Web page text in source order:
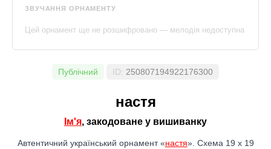
ЗВУЧАННЯ ОРНАМЕНТУ
Цей орнамент ще не розшифровано — мелодія недоступна
Публічний ID: 250807194922176300
настя
Ім'я, закодоване у вишиванку
Автентичний український орнамент «настя». Схема 19 x 19